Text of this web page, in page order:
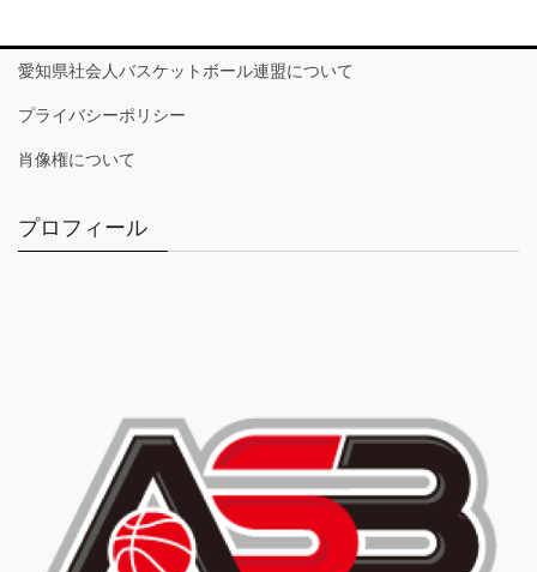
愛知県社会人バスケットボール連盟について
プライバシーポリシー
肖像権について
プロフィール